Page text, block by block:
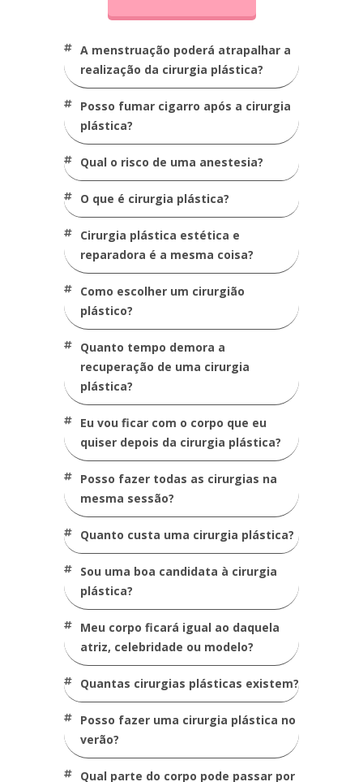
a menstruação poderá atrapalhar a
realização da cirurgia plástica?
posso fumar cigarro após a cirurgia
plástica?
qual o risco de uma anestesia?
o que é cirurgia plástica?
cirurgia plástica estética e
reparadora é a mesma coisa?
como escolher um cirurgião
plástico?
quanto tempo demora a
recuperação de uma cirurgia
plástica?
eu vou ficar com o corpo que eu
quiser depois da cirurgia plástica?
posso fazer todas as cirurgias na
mesma sessão?
quanto custa uma cirurgia plástica?
sou uma boa candidata à cirurgia
plástica?
meu corpo ficará igual ao daquela
atriz, celebridade ou modelo?
quantas cirurgias plásticas existem?
posso fazer uma cirurgia plástica no
verão?
qual parte do corpo pode passar por